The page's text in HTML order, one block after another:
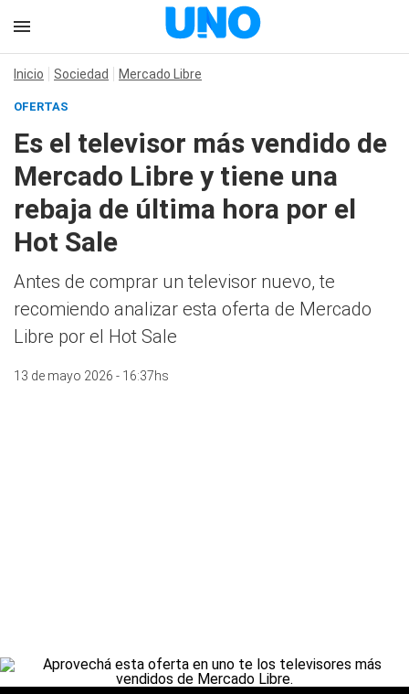
Inicio Sociedad Mercado Libre
OFERTAS
Es el televisor más vendido de
Mercado Libre y tiene una
rebaja de última hora por el
Hot Sale
Antes de comprar un televisor nuevo, te
recomiendo analizar esta oferta de Mercado
Libre por el Hot Sale
13 de mayo 2026 - 16:37hs